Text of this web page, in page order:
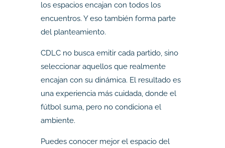
los espacios encajan con todos los
encuentros. Y eso también forma parte
del planteamiento.
CDLC no busca emitir cada partido, sino
seleccionar aquellos que realmente
encajan con su dinámica. El resultado es
una experiencia más cuidada, donde el
fútbol suma, pero no condiciona el
ambiente.
Puedes conocer mejor el espacio del